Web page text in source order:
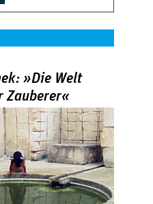
»Die Welt
Zauberer«